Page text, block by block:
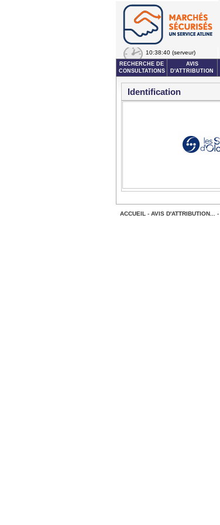
10:38:40 (serveur)
RECHERCHE DE
CONSULTATIONS
AVIS
D'ATTRIBUTION
Identification
ACCUEIL - AVIS D'ATTRIBUTION... -